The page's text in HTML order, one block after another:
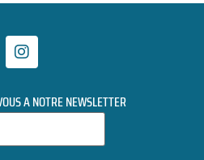
A NOTRE NEWSLETTER